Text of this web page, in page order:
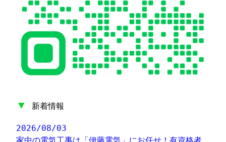
▼ 新着情報
2026/08/03